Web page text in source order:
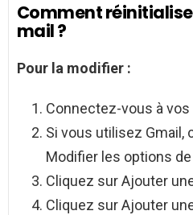
Comment
mail ?
Pour la modifier :
Connectez-vous à
Si vous utilisez Gmail,
Modifier les options
Cliquez sur Ajouter
Cliquez sur Ajouter